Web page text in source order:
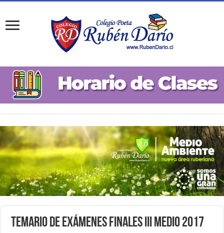
Temario de Exámenes Finales III Medio 2017